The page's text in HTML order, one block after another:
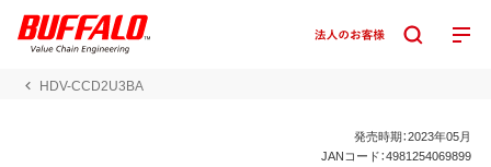
HDV-CCD2U3BA
発売時期：2023年05月
JANコード：4981254069899